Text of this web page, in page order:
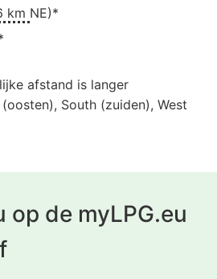
km NE)*
afstand is langer
South (zuiden), West
op de myLPG.eu